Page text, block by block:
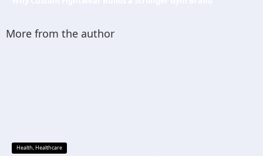
More from the author
Health,Healthcare